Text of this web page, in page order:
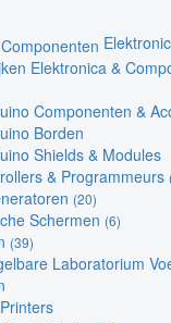
Elektronica &
Componenten &
Borden
Shields & Modules
& Programmeurs
(20)
Schermen (6)
(39)
Laboratorium